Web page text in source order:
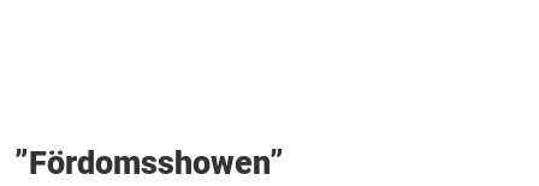
”Fördomsshowen”